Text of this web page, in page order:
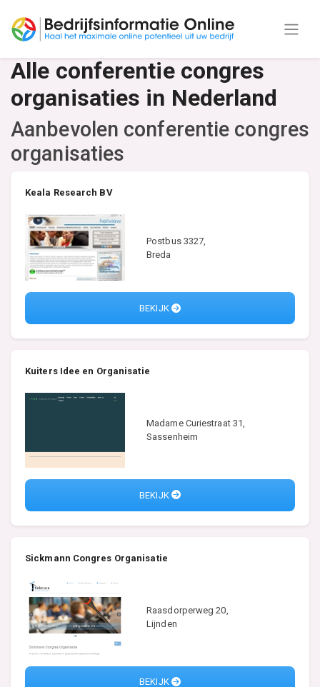
Alle conferentie congres
organisaties in Nederland
Aanbevolen conferentie congres
organisaties
Keala Research BV
Postbus 3327,
Breda
BEKIJK
Kuiters Idee en Organisatie
Madame Curiestraat 31,
Sassenheim
BEKIJK
Sickmann Congres Organisatie
Raasdorperweg 20,
Lijnden
BEKIJK